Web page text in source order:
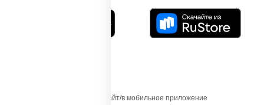
Осуществляя вход на этот Сайт/в мобильное приложение